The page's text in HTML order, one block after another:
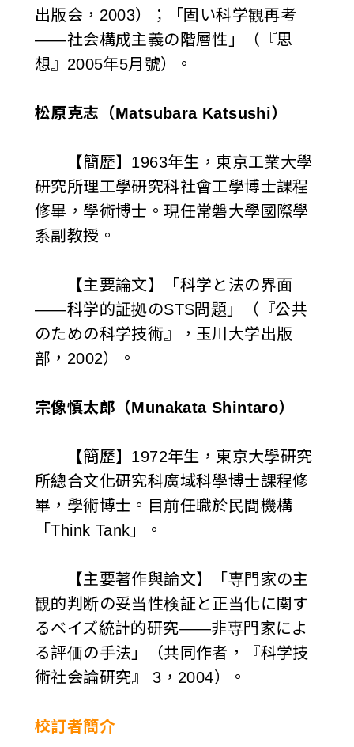
出版会，2003）；「固い科学観再考
——社会構成主義の階層性」（『思
想』2005年5月號）。
松原克志（Matsubara Katsushi）
【簡歷】1963年生，東京工業大學
研究所理工學研究科社會工學博士課程
修畢，學術博士。現任常磐大學國際學
系副教授。
【主要論文】「科学と法の界面
——科学的証拠のSTS問題」（『公共
のための科学技術』，玉川大学出版
部，2002）。
宗像慎太郎（Munakata Shintaro）
【簡歷】1972年生，東京大學研究
所總合文化研究科廣域科學博士課程修
畢，學術博士。目前任職於民間機構
「Think Tank」。
【主要著作與論文】「専門家の主
観的判断の妥当性検証と正当化に関す
るベイズ統計的研究——非専門家によ
る評価の手法」（共同作者，『科学技
術社会論研究』 3，2004）。
校訂者簡介